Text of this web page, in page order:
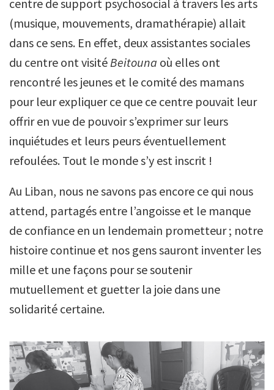
centre de support psychosocial à travers les arts
(musique, mouvements, dramathérapie) allait
dans ce sens. En effet, deux assistantes sociales
du centre ont visitéBeitouna où elles ont
rencontré les jeunes et le comité des mamans
pour leur expliquer ce que ce centre pouvait leur
offrir en vue de pouvoir s’exprimer sur leurs
inquiétudes et leurs peurs éventuellement
refoulées. Tout le monde s’y est inscrit !
Au Liban, nous ne savons pas encore ce qui nous
attend, partagés entre l’angoisse et le manque
de confiance en un lendemain prometteur ; notre
histoire continue et nos gens sauront inventer les
mille et une façons pour se soutenir
mutuellement et guetter la joie dans une
solidarité certaine.